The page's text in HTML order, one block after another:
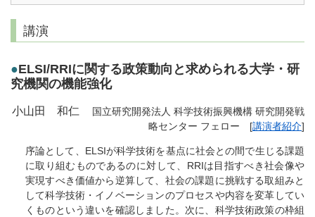
講演
●ELSI/RRIに関する政策動向と求められる大学・研
究機関の機能強化
小山田 和仁
国立研究開発法人 科学技術振興機構 研究開発戦
略センター フェロー [講演者紹介]
序論として、ELSIが科学技術を基点に社会との間で生じる課題
に取り組むものであるのに対して、RRIは目指すべき社会像や
実現すべき価値から逆算して、社会の課題に挑戦する取組みと
して科学技術・イノベーションのプロセスや内容を変革してい
くものという違いを確認しました。次に、科学技術政策の枠組